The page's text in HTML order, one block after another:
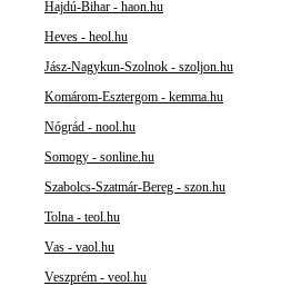
Hajdú-Bihar - haon.hu
Heves - heol.hu
Jász-Nagykun-Szolnok - szoljon.hu
Komárom-Esztergom - kemma.hu
Nógrád - nool.hu
Somogy - sonline.hu
Szabolcs-Szatmár-Bereg - szon.hu
Tolna - teol.hu
Vas - vaol.hu
Veszprém - veol.hu